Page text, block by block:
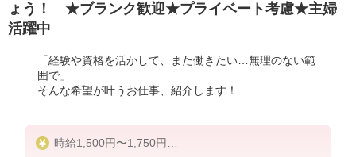
ょう！ ★ブランク歓迎★プライベート考慮★主婦
活躍中
「経験や資格を活かして、また働きたい…無理のない範
囲で」
そんな希望が叶うお仕事、紹介します！
時給1,500円〜1,750円